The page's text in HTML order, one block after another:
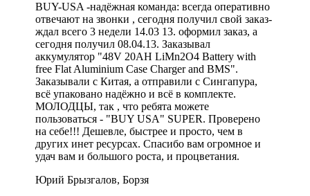
BUY-USA -надёжная команда: всегда оперативно
отвечают на звонки , сегодня получил свой заказ-
ждал всего 3 недели 14.03 13. оформил заказ, а
сегодня получил 08.04.13. Заказывал
аккумулятор "48V 20AH LiMn2O4 Battery with
free Flat Aluminium Case Charger and BMS".
Заказывали с Китая, а отправили с Сингапура,
всё упаковано надёжно и всё в комплекте.
МОЛОДЦЫ, так , что ребята можете
пользоваться - "BUY USA" SUPER. Проверено
на себе!!! Дешевле, быстрее и просто, чем в
других инет ресурсах. Спасибо вам огромное и
удач вам и большого роста, и процветания.
Юрий Брызгалов, Борзя